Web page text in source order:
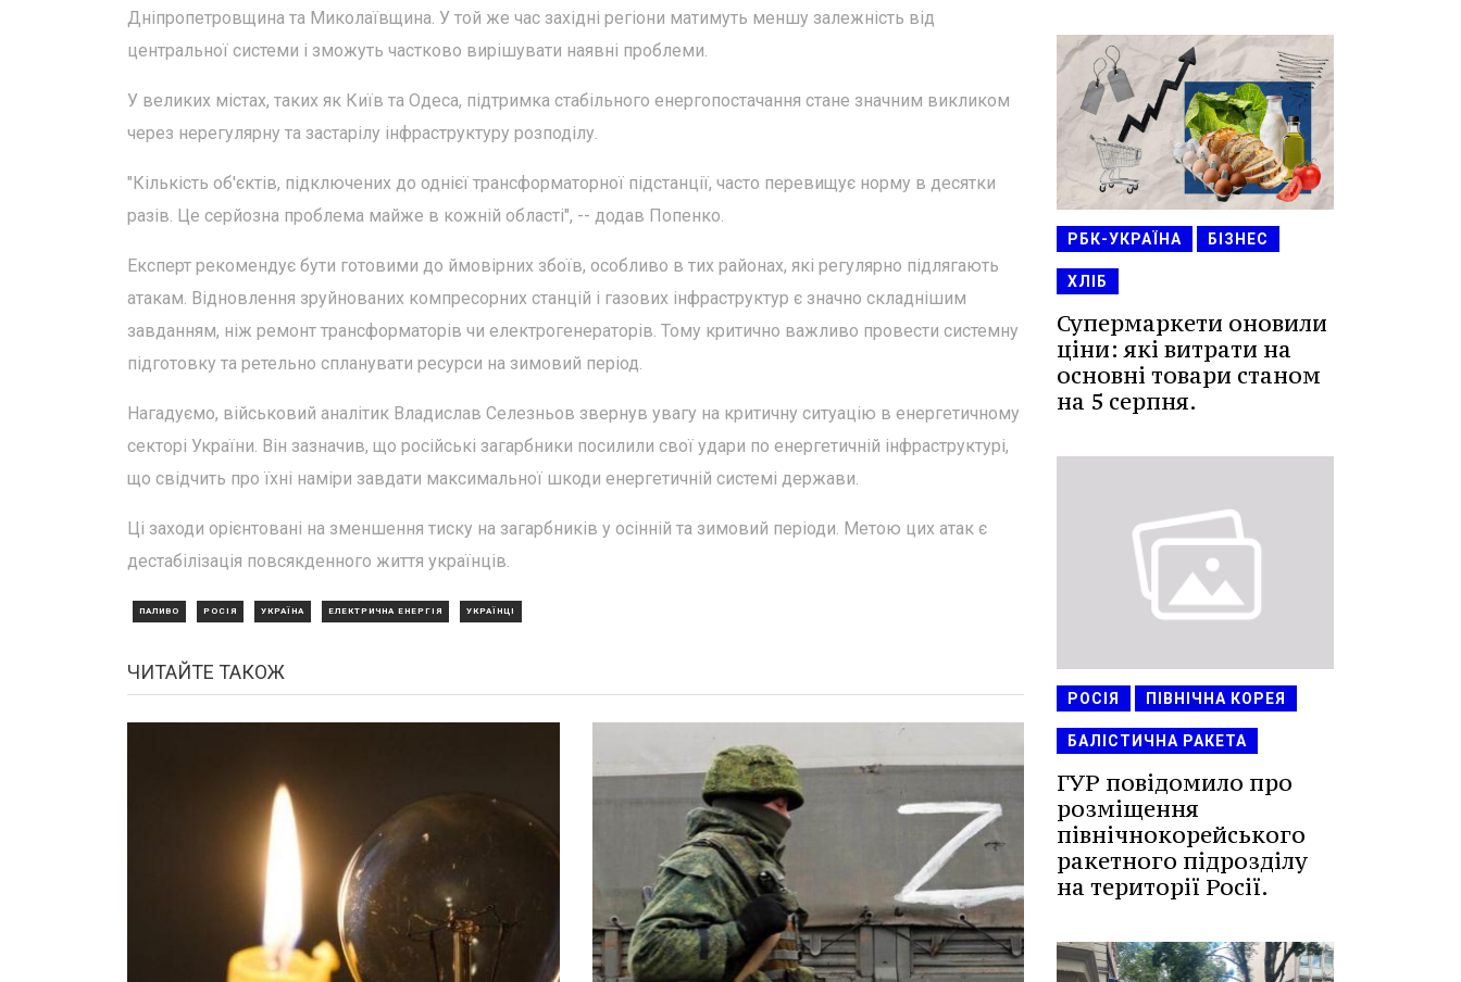
Дніпропетровщина та Миколаївщина. У той же час західні регіони матимуть меншу залежність від
центральної системи і зможуть частково вирішувати наявні проблеми.
У великих містах, таких як Київ та Одеса, підтримка стабільного енергопостачання стане значним викликом
через нерегулярну та застарілу інфраструктуру розподілу.
"Кількість об'єктів, підключених до однієї трансформаторної підстанції, часто перевищує норму в десятки
разів. Це серйозна проблема майже в кожній області", -- додав Попенко.
Експерт рекомендує бути готовими до ймовірних збоїв, особливо в тих районах, які регулярно підлягають
атакам. Відновлення зруйнованих компресорних станцій і газових інфраструктур є значно складнішим
завданням, ніж ремонт трансформаторів чи електрогенераторів. Тому критично важливо провести системну
підготовку та ретельно спланувати ресурси на зимовий період.
Нагадуємо, військовий аналітик Владислав Селезньов звернув увагу на критичну ситуацію в енергетичному
секторі України. Він зазначив, що російські загарбники посилили свої удари по енергетичній інфраструктурі,
що свідчить про їхні наміри завдати максимальної шкоди енергетичній системі держави.
Ці заходи орієнтовані на зменшення тиску на загарбників у осінній та зимовий періоди. Метою цих атак є
дестабілізація повсякденного життя українців.
ПАЛИВО РОСІЯ УКРАЇНА ЕЛЕКТРИЧНА ЕНЕРГІЯ УКРАЇНЦІ
ЧИТАЙТЕ ТАКОЖ
РБК-УКРАЇНА БІЗНЕС
ХЛІБ
Супермаркети оновили
ціни: які витрати на
основні товари станом
на 5 серпня.
РОСІЯ ПІВНІЧНА КОРЕЯ
БАЛІСТИЧНА РАКЕТА
ГУР повідомило про
розміщення
північнокорейського
ракетного підрозділу
на території Росії.